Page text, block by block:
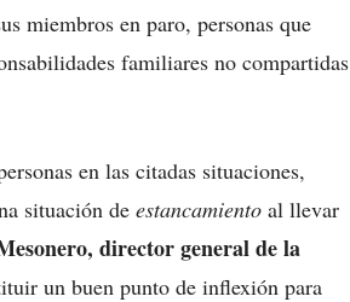
miembros en paro, personas que
familiares no compartidas
en las citadas situaciones,
situación de estancamiento al llevar
director general de la
un buen punto de inflexión para